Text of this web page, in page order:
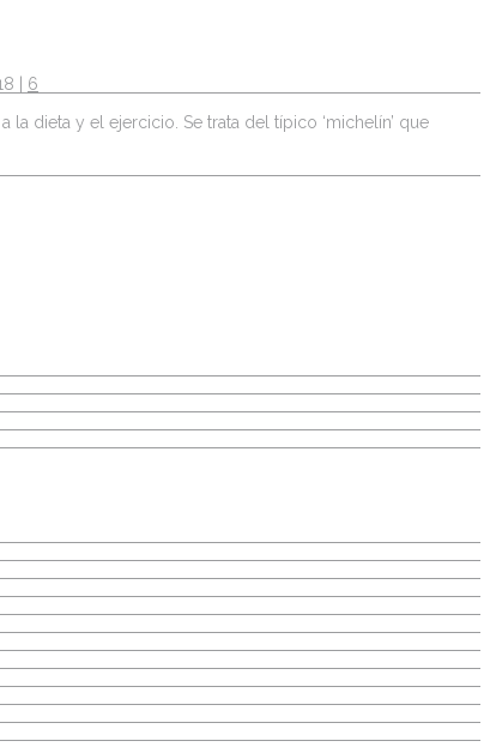
| 6
dieta y el ejercicio. Se trata del típico ‘michelín’ que